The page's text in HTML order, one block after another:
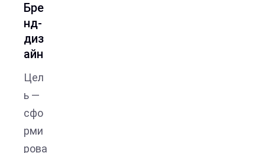
Бре
нд-
диз
айн
Цел
ь —
сфо
рми
рова